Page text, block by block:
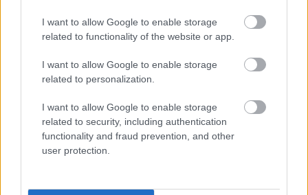
I want to allow Google to enable storage
related to functionality of the website or app.
I want to allow Google to enable storage
related to personalization.
I want to allow Google to enable storage
related to security, including authentication
functionality and fraud prevention, and other
user protection.
TESTS. Kuras valsts
numurzīme redzama
attēlā? Tikai retais šajā
testā iegūst vismaz 90%